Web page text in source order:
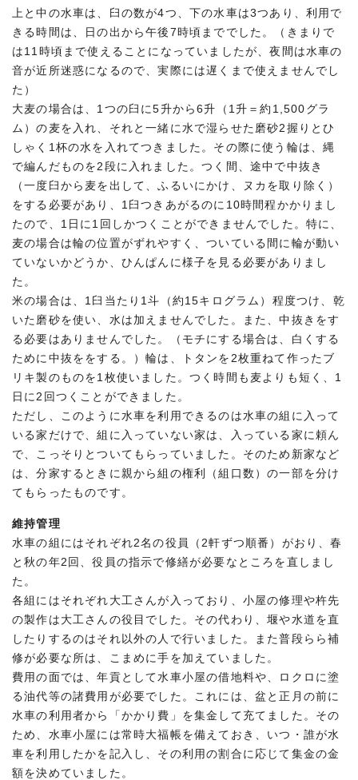
上と中の水車は、臼の数が4つ、下の水車は3つあり、利用で
きる時間は、日の出から午後7時頃まででした。（きまりで
は11時頃まで使えることになっていましたが、夜間は水車の
音が近所迷惑になるので、実際には遅くまで使えませんでし
た）
大麦の場合は、1つの臼に5升から6升（1升＝約1,500グラ
ム）の麦を入れ、それと一緒に水で湿らせた磨砂2握りとひ
しゃく1杯の水を入れてつきました。その際に使う輪は、縄
で編んだものを2段に入れました。つく間、途中で中抜き
（一度臼から麦を出して、ふるいにかけ、ヌカを取り除く）
をする必要があり、1臼つきあがるのに10時間程かかりまし
たので、1日に1回しかつくことができませんでした。特に、
麦の場合は輪の位置がずれやすく、ついている間に輪が動い
ていないかどうか、ひんぱんに様子を見る必要がありまし
た。
米の場合は、1臼当たり1斗（約15キログラム）程度つけ、乾
いた磨砂を使い、水は加えませんでした。また、中抜きをす
る必要はありませんでした。（モチにする場合は、白くする
ために中抜ををする。）輪は、トタンを2枚重ねて作ったブ
リキ製のものを1枚使いました。つく時間も麦よりも短く、1
日に2回つくことができました。
ただし、このように水車を利用できるのは水車の組に入って
いる家だけで、組に入っていない家は、入っている家に頼ん
で、こっそりとついてもらっていました。そのため新家など
は、分家するときに親から組の権利（組口数）の一部を分け
てもらったものです。
維持管理
水車の組にはそれぞれ2名の役員（2軒ずつ順番）がおり、春
と秋の年2回、役員の指示で修繕が必要なところを直しまし
た。
各組にはそれぞれ大工さんが入っており、小屋の修理や杵先
の製作は大工さんの役目でした。その代わり、堰や水道を直
したりするのはそれ以外の人で行いました。また普段らら補
修が必要な所は、こまめに手を加えていました。
費用の面では、年貢として水車小屋の借地料や、ロクロに塗
る油代等の諸費用が必要でした。これには、盆と正月の前に
水車の利用者から「かかり費」を集金して充てました。その
ため、水車小屋には常時大福帳を備えておき、いつ・誰が水
車を利用したかを記入し、その利用の割合に応じて集金の金
額を決めていました。